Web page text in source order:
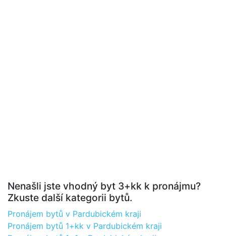
Nenašli jste vhodný byt 3+kk k pronájmu?
Zkuste další kategorii bytů.
Pronájem bytů v Pardubickém kraji
Pronájem bytů 1+kk v Pardubickém kraji